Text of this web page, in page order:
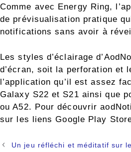
Comme avec Energy Ring,
de prévisualisation pratique
notifications sans avoir à
Les styles d’éclairage
d’écran, soit la perforation et
l’application qu’il est assez
Galaxy S22 et S21 ainsi que
ou A52. Pour découvrir
sur les liens Google Play
Navigation
Un jeu réfléchi et méditatif sur